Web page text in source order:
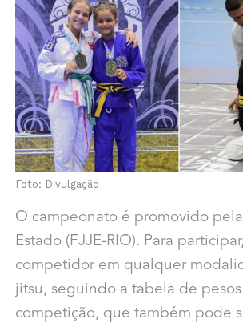
Foto: Divulgação
O campeonato é promovido
Estado (FJJE-RIO). Para
competidor em qualquer
jitsu, seguindo a tabela de
competição, que também pode